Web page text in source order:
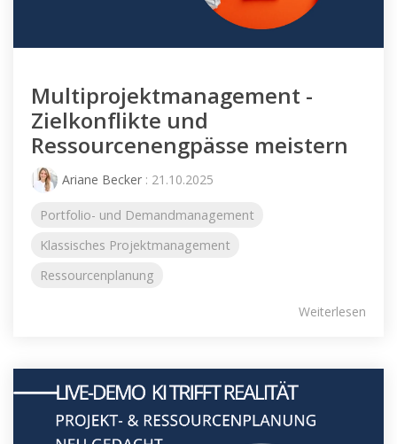
Multiprojektmanagement -
Zielkonflikte und
Ressourcenengpässe meistern
Ariane Becker : 21.10.2025
Portfolio- und Demandmanagement
Klassisches Projektmanagement
Ressourcenplanung
Weiterlesen